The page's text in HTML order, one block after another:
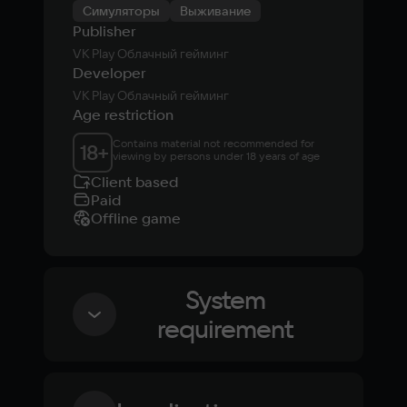
Симуляторы
Выживание
Publisher
VK Play Облачный гейминг
Developer
VK Play Облачный гейминг
Age restriction
18+ Contains material not recommended for
viewing by persons under 18 years of age
Client based
Paid
Offline game
System
requirement
Minimum